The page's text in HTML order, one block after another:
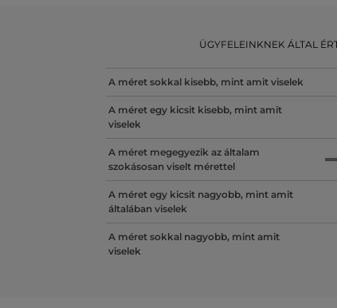
ÜGYFELEINKNEK ÁLTAL
A méret sokkal kisebb, mint amit viselek
A méret egy kicsit kisebb, mint amit
viselek
A méret megegyezik az általam
szokásosan viselt mérettel
A méret egy kicsit nagyobb, mint amit
általában viselek
A méret sokkal nagyobb, mint amit
viselek